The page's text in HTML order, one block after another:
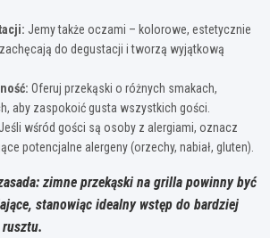
Jemy także oczami – kolorowe, estetycznie
do degustacji i tworzą wyjątkową
Oferuj przekąski o różnych smakach,
aby zaspokoić gusta wszystkich gości.
wśród gości są osoby z alergiami, oznacz
potencjalne alergeny (orzechy, nabiał, gluten).
zimne przekąski na grilla powinny być
stanowiąc idealny wstęp do bardziej
rusztu.